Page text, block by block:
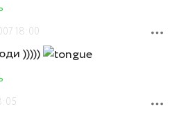
18:00
)))))